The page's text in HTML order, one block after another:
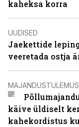
kaheksa korra
UUDISED
Jaekettide
veeretada ostja
käive üldiselt
kahekordistus